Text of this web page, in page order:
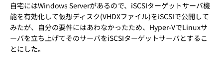
自宅にはWindows Serverがあるので、iSCSIターゲットサーバ機
能を有効化して仮想ディスク(VHDXファイル)をiSCSIで公開して
みたが、自分の要件にはあわなかったため、Hyper-VでLinuxサ
ーバを立ち上げてそのサーバをiSCSIターゲットサーバとするこ
とにした。